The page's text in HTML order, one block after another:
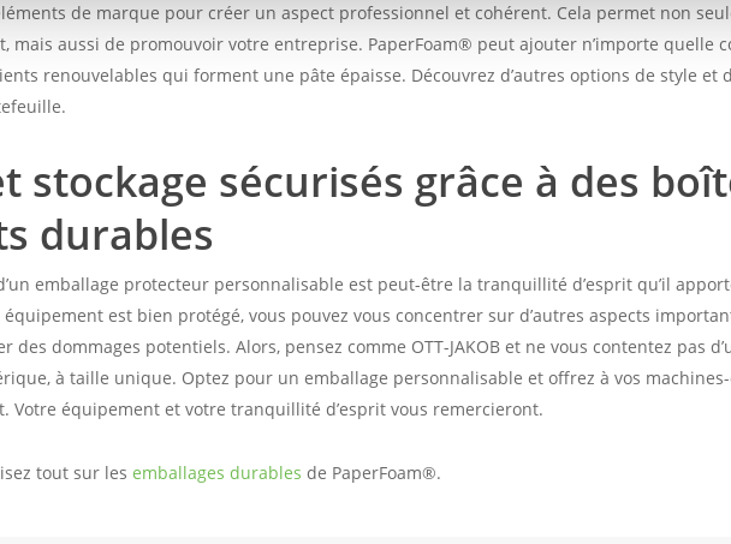
de marque pour créer un aspect professionnel et cohérent. Cela permet non
mais aussi de promouvoir votre entreprise. PaperFoam® peut ajouter n’importe quelle
renouvelables qui forment une pâte épaisse. Découvrez d’autres options de style et
stockage sécurisés grâce à des
durables
emballage protecteur personnalisable est peut-être la tranquillité d’esprit qu’il
est bien protégé, vous pouvez vous concentrer sur d’autres aspects
des dommages potentiels. Alors, pensez comme OTT-JAKOB et ne vous contentez pas
à taille unique. Optez pour un emballage personnalisable et offrez à vos
Votre équipement et votre tranquillité d’esprit vous remercieront.
tout sur les emballages durables de PaperFoam®.